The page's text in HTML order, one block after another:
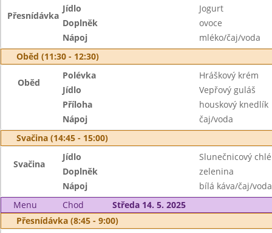
Přesnídávka
Jídlo
Jogurt
Doplněk
ovoce
Nápoj
mléko/čaj/voda
Oběd (11:30 - 12:30)
Oběd
Polévka
Hráškový krém
Jídlo
Vepřový guláš
Příloha
houskový knedlík
Nápoj
čaj/voda
Svačina (14:45 - 15:00)
Svačina
Jídlo
Slunečnicový
Doplněk
zelenina
Nápoj
bílá káva/čaj/voda
Menu
Chod
Středa 14. 5. 2025
Přesnídávka (8:45 - 9:00)